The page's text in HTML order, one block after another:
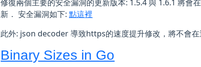
修復兩個主要的安全漏洞的更新版本: 1.5.4 與 1.6.1 將會
新． 安全漏洞如下:點這裡
此外: json decoder 導致https的速度提升修改，將不會在
Binary Sizes in Go